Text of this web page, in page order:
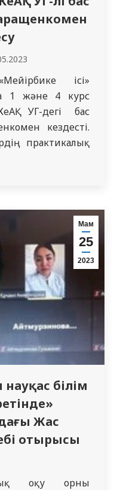
ісі»
1 және 4 курс
УГ-дегі бас
кездесті.
практикалық
рөлі
кәсіби
– мейірімділік,
мамандыққа
тәрбиелеу;…
Мам
25
2023
білім
Жас
отырысы
оқу орны